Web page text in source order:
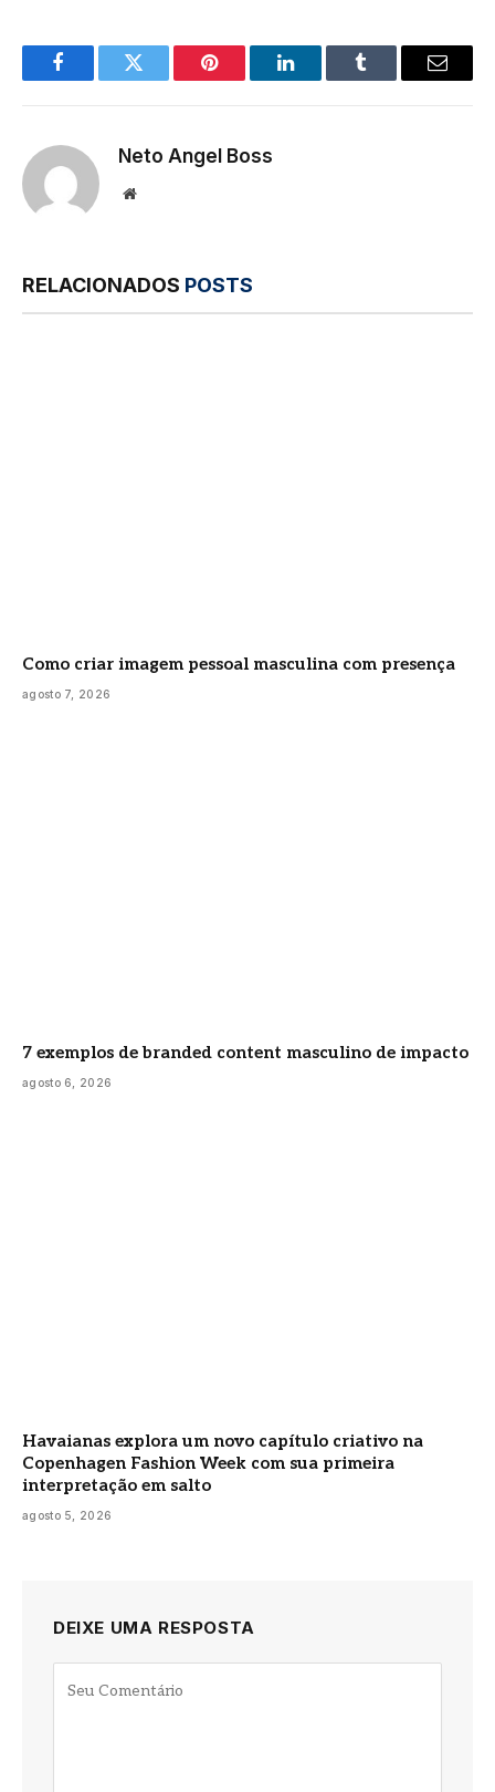
FacebookTwitter Pinterest LinkedInTumblr
E-
Neto Angel Boss
Site
RELACIONADOS POSTS
Como criar imagem pessoal masculina com presença
agosto 7, 2026
7 exemplos de branded content masculino de impacto
agosto 6, 2026
Havaianas explora um novo capítulo criativo na
Copenhagen Fashion Week com sua primeira
interpretação em salto
agosto 5, 2026
DEIXE UMA RESPOSTA